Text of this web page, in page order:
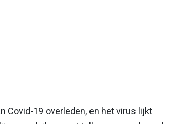
Covid-19 overleden, en het virus lijkt